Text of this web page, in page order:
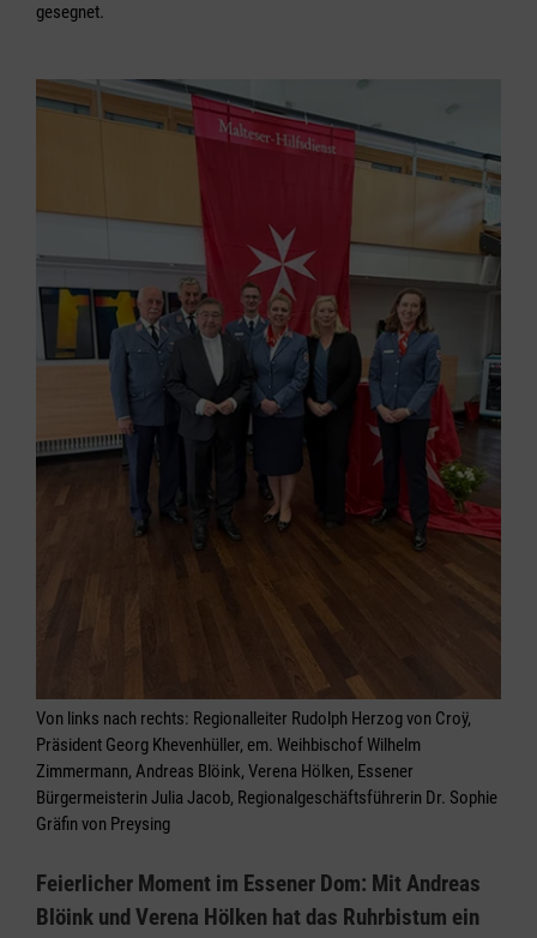
gesegnet.
Von links nach rechts: Regionalleiter Rudolph Herzog von Croÿ,
Präsident Georg Khevenhüller, em. Weihbischof Wilhelm
Zimmermann, Andreas Blöink, Verena Hölken, Essener
Bürgermeisterin Julia Jacob, Regionalgeschäftsführerin Dr. Sophie
Gräfin von Preysing
Feierlicher Moment im Essener Dom: Mit Andreas
Blöink und Verena Hölken hat das Ruhrbistum ein